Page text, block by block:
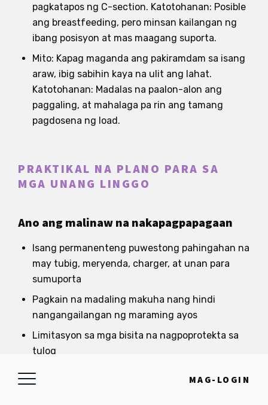
MAG-LOGIN
pagkatapos ng C-section. Katotohanan: Posible
ang breastfeeding, pero minsan kailangan ng
ibang posisyon at mas maagang suporta.
Mito: Kapag maganda ang pakiramdam sa isang
araw, ibig sabihin kaya na ulit ang lahat.
Katotohanan: Madalas na paalon-alon ang
paggaling, at mahalaga pa rin ang tamang
pagdosena ng load.
PRAKTIKAL NA PLANO PARA SA
MGA UNANG LINGGO
Ano ang malinaw na nakapagpapagaan
Isang permanenteng puwestong pahingahan na
may tubig, meryenda, charger, at unan para
sumuporta
Pagkain na madaling makuha nang hindi
nangangailangan ng maraming ayos
Limitasyon sa mga bisita na nagpoprotekta sa
tulog
Tulong sa pagbubuhat, pagdadala, at paglakad-
lakad, lalo na sa unang linggo